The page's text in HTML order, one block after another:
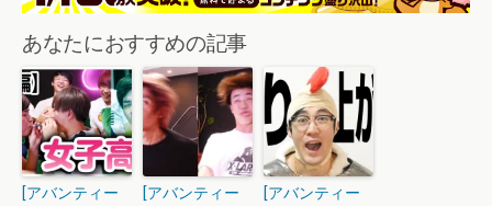
あなたにおすすめの記事
[アバンティー
[アバンティー
[アバンティー